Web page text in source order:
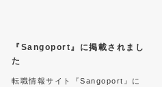
『Sangoport』に掲載されまし
た
転職情報サイト『Sangoport』に